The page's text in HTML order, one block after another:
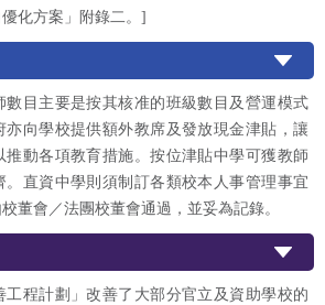
化方案」附錄二。]
數目主要是按其核准的班級數目及營運模式
亦向學校提供額外教席及發放現金津貼，讓
推動各項教育措施。按位津貼中學可獲教師
。直資中學則須制訂各類校本人事管理事宜
董會／法團校董會通過，並妥為記錄。
工程計劃」改善了大部分官立及資助學校的